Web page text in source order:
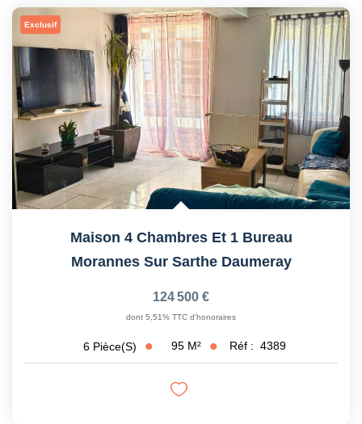
Exclusif
Maison 4 Chambres Et 1 Bureau
Morannes Sur Sarthe Daumeray
124 500 €
dont 5,51% TTC d'honoraires
6 Pièce(s) 95 M² Réf : 4389